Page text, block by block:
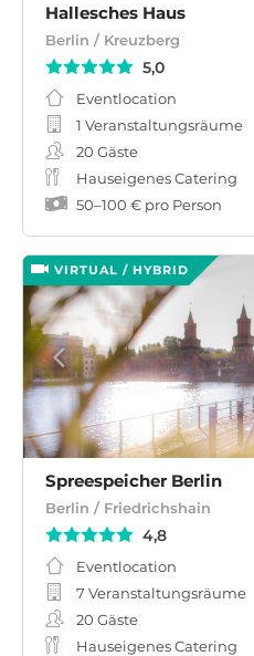
Hallesches Haus
Berlin / Kreuzberg
5,0
Eventlocation
1 Veranstaltungsräume
20 Gäste
Hauseigenes Catering
50–100 € pro Person
VIRTUAL / HYBRID
Spreespeicher Berlin
Berlin / Friedrichshain
4,8
Eventlocation
7 Veranstaltungsräume
20 Gäste
Hauseigenes Catering